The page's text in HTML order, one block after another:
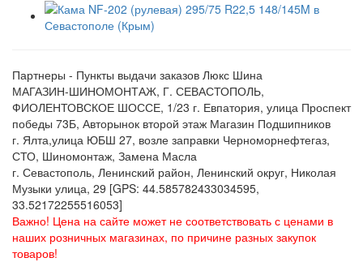
Партнеры - Пункты выдачи заказов Люкс Шина
МАГАЗИН-ШИНОМОНТАЖ, Г. СЕВАСТОПОЛЬ,
ФИОЛЕНТОВСКОЕ ШОССЕ, 1/23 г. Евпатория, улица Проспект
победы 73Б, Авторынок второй этаж Магазин Подшипников
г. Ялта,улица ЮБШ 27, возле заправки Черноморнефтегаз,
СТО, Шиномонтаж, Замена Масла
г. Севастополь, Ленинский район, Ленинский округ, Николая
Музыки улица, 29 [GPS: 44.585782433034595,
33.52172255516053]
Важно! Цена на сайте может не соответствовать с ценами в
наших розничных магазинах, по причине разных закупок
товаров!